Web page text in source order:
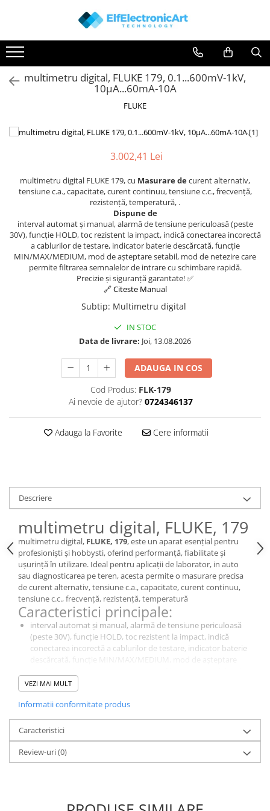
Toate Produsele
Audio
Auto
Instrumente de masura si control
Multimetre Digitale
Termometre
Osciloscoape
Accesorii
Osciloscoape AXIOMET
Osciloscoape B&K PRECISION
Osciloscoape GW INSTEK
Osciloscoape OWON
Osciloscoape Peaktech
Osciloscoape ROHDE & SCHWARZ
Osciloscoape TELEDYNE LECROY
multimetru digital, FLUKE 179, 0.1...600mV-1kV,
10µA...60mA-10A
FLUKE
3.002,41 Lei
multimetru digital FLUKE 179, cu Masurare decurent alternativ,
tensiune c.a., capacitate, curent continuu, tensiune c.c., frecvență,
rezistență, temperatură, .
Dispune de
interval automat și manual, alarmă de tensiune periculoasă (peste
30V), funcție HOLD, toc rezistent la impact, indică conectarea incorectă
a cablurilor de testare, indicator baterie descărcată, funcție
MIN/MAX/MEDIUM, mod de așteptare setabil, mod de netezire care
permite filtrarea semnalelor de intrare cu schimbare rapidă.
Precizie și siguranță garantate! ✅
🔗 Citeste Manual
Subtip: Multimetru digital
IN STOC
Data de livrare: Joi, 13.08.2026
ADAUGA IN COS
Cod Produs: FLK-179
Ai nevoie de ajutor? 0724346137
Adauga la Favorite Cere informatii
Descriere
multimetru digital, FLUKE, 179
multimetru digital, FLUKE, 179, este un aparat esențial pentru
profesioniști și hobbysti, oferind performanță, fiabilitate și
ușurință în utilizare. Ideal pentru aplicații de laborator, in auto
sau diagnosticarea pe teren, acesta permite o masurare precisa
de curent alternativ, tensiune c.a., capacitate, curent continuu,
tensiune c.c., frecvență, rezistență, temperatură
Caracteristici principale:
interval automat și manual, alarmă de tensiune periculoasă
(peste 30V), funcție HOLD, toc rezistent la impact, indică
conectarea incorectă a cablurilor de testare, indicator baterie
intrare cu schimbare rapidă.
De ce să alegi acest model?
Este un instrument de diagnosticare esențial pentru măsurători
precise in domeniul electric si electronic., 179, oferă o calitate
excelentă a masuratorilor pentru aplicații de laborator,
industriale și educaționale.
Specificații Tehnice
VEZI MAI MULT
Informatii conformitate produs
Caracteristici
Review-uri(0)